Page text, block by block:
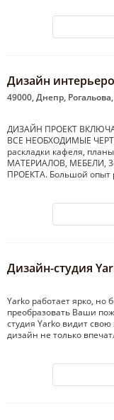
Дизайн
49000, Днепр,
ДИЗАЙН ПРОЕКТ
ВСЕ НЕОБХОДИМЫЕ
раскладки кафеля,
МАТЕРИАЛОВ, МЕБЕЛИ,
ПРОЕКТА. Большой опыт
Дизайн-студия
Yarko работает ярко, но
преобразовать Ваши
студия Yarko видит
дизайн не только